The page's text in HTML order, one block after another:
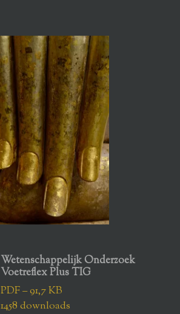
Wetenschappelijk Onderzoek
Voetreflex Plus TIG
PDF – 91,7 KB
1458 downloads